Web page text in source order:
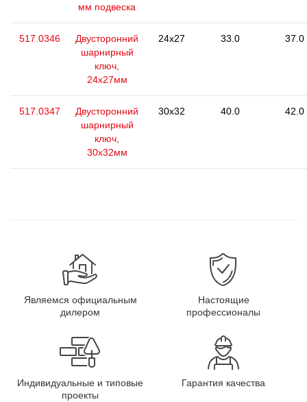
мм подвеска
517.0346
Двусторонний
шарнирный
ключ,
24x27мм
24x27 33.0 37.0
517.0347
Двусторонний
шарнирный
ключ,
30x32мм
30x32 40.0 42.0
Являемся официальным
дилером
Настоящие
профессионалы
Индивидуальные и типовые
проекты
Гарантия качества